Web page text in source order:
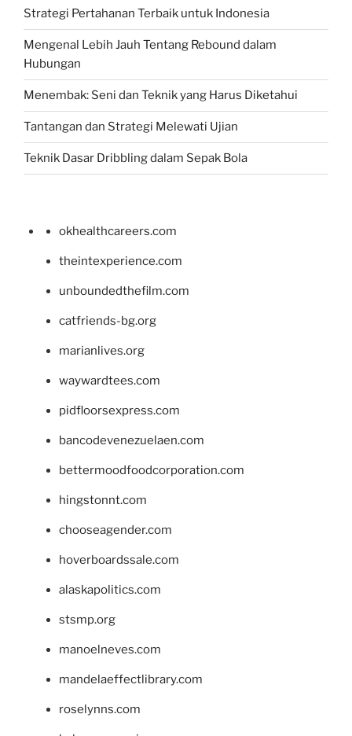
Strategi Pertahanan Terbaik untuk Indonesia
Mengenal Lebih Jauh Tentang Rebound dalam
Hubungan
Menembak: Seni dan Teknik yang Harus Diketahui
Tantangan dan Strategi Melewati Ujian
Teknik Dasar Dribbling dalam Sepak Bola
okhealthcareers.com
theintexperience.com
unboundedthefilm.com
catfriends-bg.org
marianlives.org
waywardtees.com
pidfloorsexpress.com
bancodevenezuelaen.com
bettermoodfoodcorporation.com
hingstonnt.com
chooseagender.com
hoverboardssale.com
alaskapolitics.com
stsmp.org
manoelneves.com
mandelaeffectlibrary.com
roselynns.com